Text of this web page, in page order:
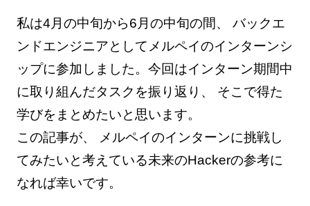
私は4月の中旬から6月の中旬の間、 バックエ
ンドエンジニアとしてメルペイのインターンシ
ップに参加しました。今回はインターン期間中
に取り組んだタスクを振り返り、 そこで得た
学びをまとめたいと思います。
この記事が、 メルペイのインターンに挑戦し
てみたいと考えている未来のHackerの参考に
なれば幸いです。